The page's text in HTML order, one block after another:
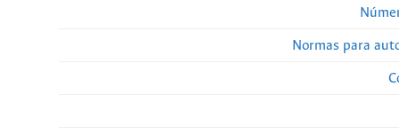
Normas para